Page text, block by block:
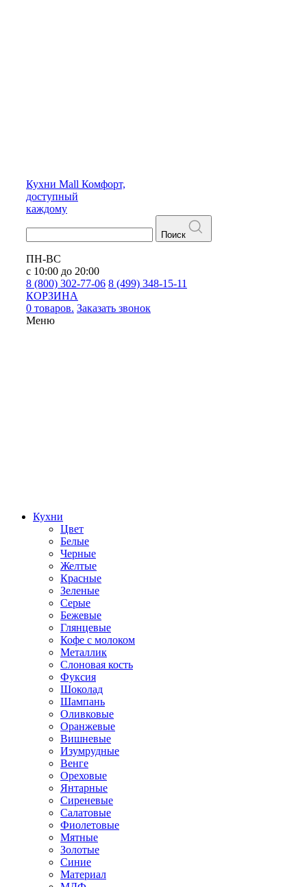
Кухни Mall Комфорт,
доступный
каждому
Поиск
ПН-ВС
с 10:00 до 20:00
8 (800) 302-77-06 8 (499) 348-15-11
КОРЗИНА
0 товаров. Заказать звонок
Меню
Кухни
Цвет
Белые
Черные
Желтые
Красные
Зеленые
Серые
Бежевые
Глянцевые
Кофе с молоком
Металлик
Слоновая кость
Фуксия
Шоколад
Шампань
Оливковые
Оранжевые
Вишневые
Изумрудные
Венге
Ореховые
Янтарные
Сиреневые
Салатовые
Фиолетовые
Мятные
Золотые
Синие
Материал